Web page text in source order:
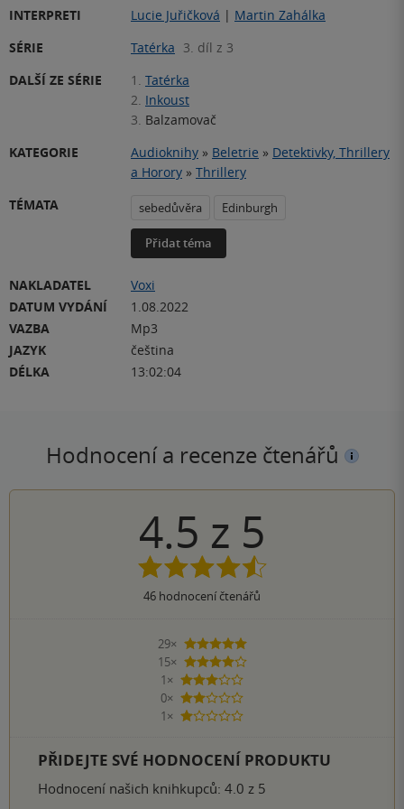
INTERPRETI Lucie Juřičková | Martin Zahálka
SÉRIE
Tatérka 3. díl z 3
DALŠÍ ZE SÉRIE
1. Tatérka
2. Inkoust
3. Balzamovač
KATEGORIE
Audioknihy » Beletrie » Detektivky, Thrillery
a Horory » Thrillery
TÉMATA
sebedůvěra Edinburgh
Přidat téma
NAKLADATEL
Voxi
DATUM VYDÁNÍ
1.08.2022
VAZBA
Mp3
JAZYK
čeština
DÉLKA
13:02:04
Hodnocení a recenze čtenářů
4.5 z 5
46 hodnocení čtenářů
29×
5 hvězdiček
15×
4 hvězdičky
1×
3 hvězdičky
0×
2 hvězdičky
1×
1 hvezdička
PŘIDEJTE SVÉ HODNOCENÍ PRODUKTU
Hodnocení našich knihkupců: 4.0 z 5